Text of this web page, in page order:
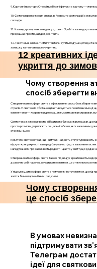
9. Картонні простори: Створіть об’ємні фігурки з картону —
10. Фотогалерея зимових спогадів: Розвісьте фотографії з
спогадів.
11. Календар зворотного відліку до свят: Зробіть календар з
прикрашає простір, а й додає інтриги.
12. Текстильні елементи: Виготовте чи купіть подушки, пледи
затишку та тепла вашому укриттю.
12 креативних
укриття до
Чому створення
спосіб зберегти
Створення атмосфери свята є ефективним способом зберегти
стресів. У святковій обстановці активізуються позитивні
елементами — яскравими декораціями, святковими стравами,
Свято також є можливістю зібратися з близькими людьми, що
просто розмови, укріплюють соціальні зв’язки, які є важливим
стає міцнішою.
Крім того, святкові традиції і ритуали надають
відчуття регулярності та передбачуваності, що є важливим
нагадуванням про важливість радості і щастя у житті, що додає
Створення атмосфери свята також підвищує креативність і
дозволяє собі насолоджуватися моментом, це стимулює
У підсумку, атмосфера свята є потужним інструментом, що
життя більш гармонійним і радісним.
Чому
це спосіб
В умовах
підтримувати
Телеграм
ідеї для